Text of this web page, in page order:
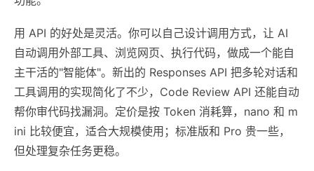
用 API 的好处是灵活。你可以自己设计调用方式，让 AI
自动调用外部工具、浏览网页、执行代码，做成一个能自
主干活的"智能体"。新出的 Responses API 把多轮对话和
工具调用的实现简化了不少，Code Review API 还能自动
帮你审代码找漏洞。定价是按 Token 消耗算，nano 和 m
ini 比较便宜，适合大规模使用；标准版和 Pro 贵一些，
但处理复杂任务更稳。